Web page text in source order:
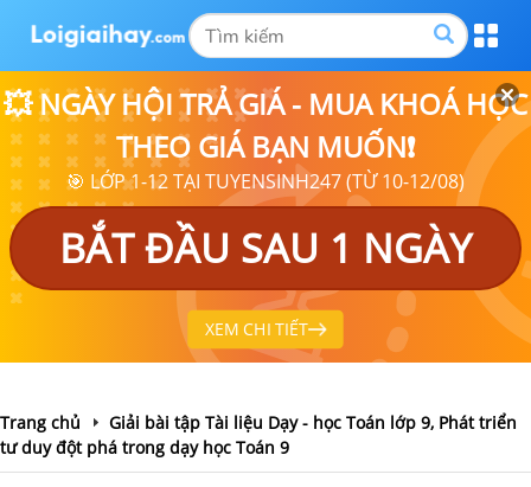
💥 NGÀY HỘI TRẢ GIÁ - MUA KHOÁ HỌC
THEO GIÁ BẠN MUỐN❗
🎯 LỚP 1-12 TẠI TUYENSINH247 (TỪ 10-12/08)
BẮT ĐẦU SAU 1 NGÀY
XEM CHI TIẾT
Trang chủ
Giải bài tập Tài liệu Dạy - học Toán lớp 9, Phát triển
tư duy đột phá trong dạy học Toán 9